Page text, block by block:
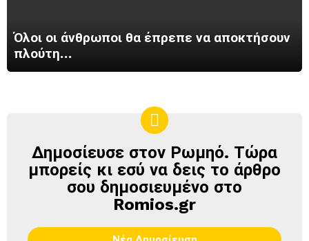
Όλοι οι άνθρωποι θα έπρεπε να αποκτήσουν
πλούτη…
ΔΗΜΟΣΊΕΥΣΕ
ΣΤΟΝ
ΡΩΜΗΌ
Δημοσίευσε στον Ρωμηό. Τώρα
μπορείς κι εσύ να δεις το άρθρο
σου δημοσιευμένο στο
Romios.gr